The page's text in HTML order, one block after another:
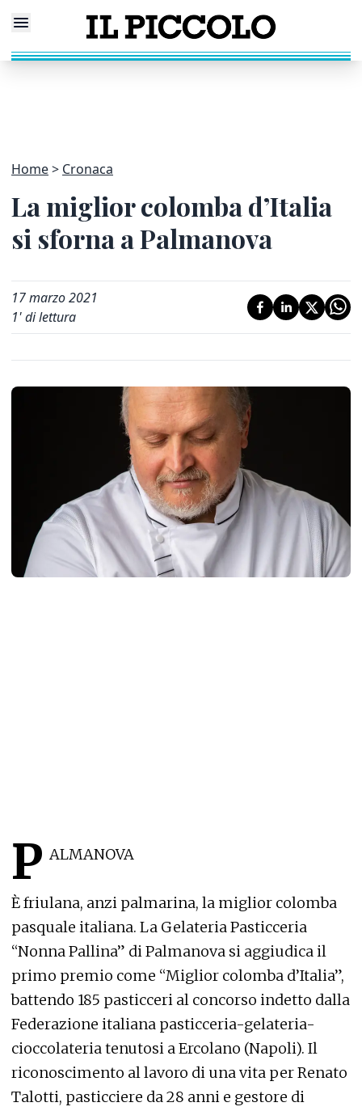
Home Cronaca
La miglior colomba d’Italia
si sforna a Palmanova
17 marzo 2021
1' di lettura
P ALMANOVA
È friulana, anzi palmarina, la miglior colomba
pasquale italiana. La Gelateria Pasticceria
“Nonna Pallina” di Palmanova si aggiudica il
primo premio come “Miglior colomba d’Italia”,
battendo 185 pasticceri al concorso indetto dalla
Federazione italiana pasticceria-gelateria-
cioccolateria tenutosi a Ercolano (Napoli). Il
riconoscimento al lavoro di una vita per Renato
Talotti, pasticciere da 28 anni e gestore di